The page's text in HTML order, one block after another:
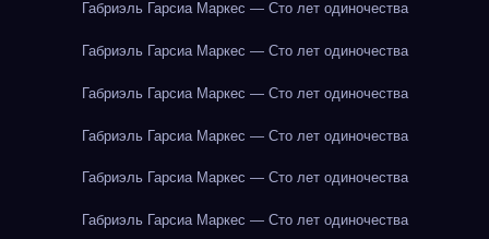
Габриэль Гарсиа Маркес — Сто лет одиночества
Габриэль Гарсиа Маркес — Сто лет одиночества
Габриэль Гарсиа Маркес — Сто лет одиночества
Габриэль Гарсиа Маркес — Сто лет одиночества
Габриэль Гарсиа Маркес — Сто лет одиночества
Габриэль Гарсиа Маркес — Сто лет одиночества